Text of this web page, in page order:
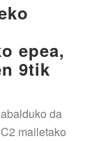
epea,
9tik
da
mailetako